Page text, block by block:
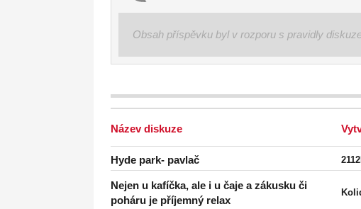
Obsah příspěvku byl v rozporu s pravidly
Název diskuze
Hyde park- pavlač
Nejen u kafíčka, ale i u čaje a zákusku či
poháru je příjemný relax